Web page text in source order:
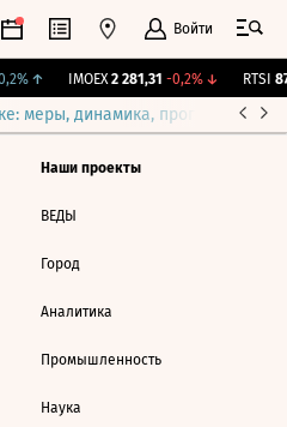
Войти
↑ IMOEX 2 281,31 -0,2%↓ RTSI
меры, динамика, прогнозы
Наши проекты
ВЕДЫ
Город
Аналитика
Промышленность
Наука